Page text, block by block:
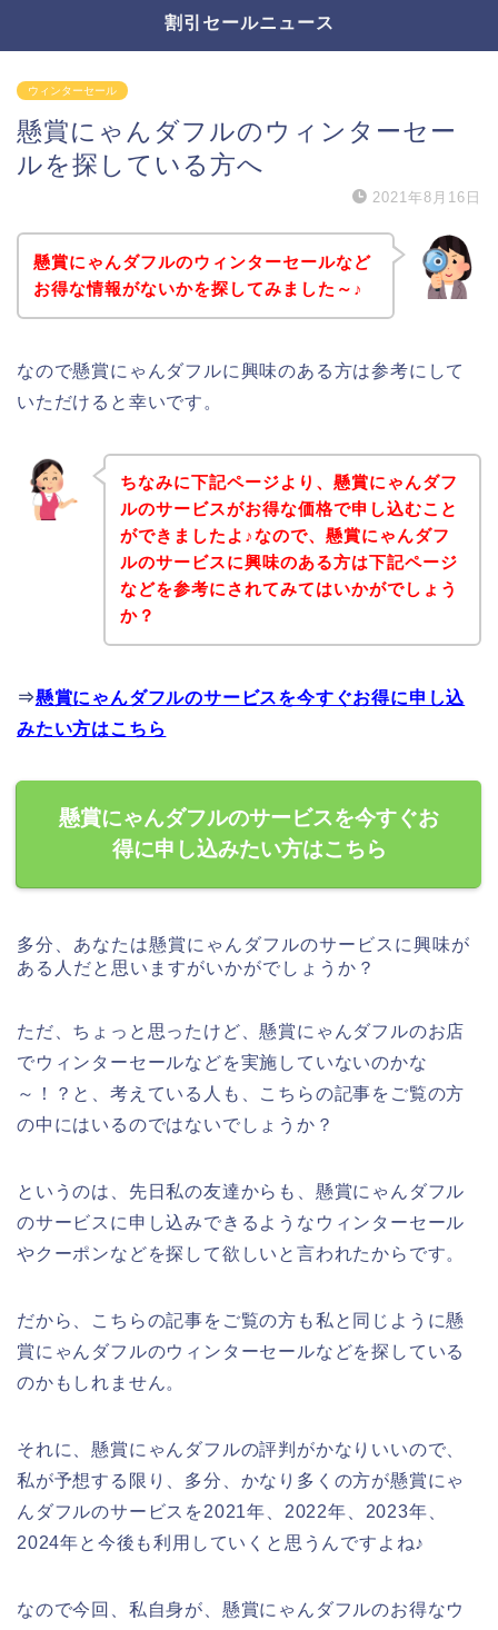
割引セールニュース
ウィンターセール
懸賞にゃんダフルのウィンターセー
ルを探している方へ
2021年8月16日
懸賞にゃんダフルのウィンターセールなど
お得な情報がないかを探してみました～♪
なので懸賞にゃんダフルに興味のある方は参考にして
いただけると幸いです。
ちなみに下記ページより、懸賞にゃんダフ
ルのサービスがお得な価格で申し込むこと
ができましたよ♪なので、懸賞にゃんダフ
ルのサービスに興味のある方は下記ページ
などを参考にされてみてはいかがでしょう
か？
⇒懸賞にゃんダフルのサービスを今すぐお得に申し込
みたい方はこちら
懸賞にゃんダフルのサービスを今すぐお
得に申し込みたい方はこちら
多分、あなたは懸賞にゃんダフルのサービスに興味が
ある人だと思いますがいかがでしょうか？
ただ、ちょっと思ったけど、懸賞にゃんダフルのお店
でウィンターセールなどを実施していないのかな
～！？と、考えている人も、こちらの記事をご覧の方
の中にはいるのではないでしょうか？
というのは、先日私の友達からも、懸賞にゃんダフル
のサービスに申し込みできるようなウィンターセール
やクーポンなどを探して欲しいと言われたからです。
だから、こちらの記事をご覧の方も私と同じように懸
賞にゃんダフルのウィンターセールなどを探している
のかもしれません。
それに、懸賞にゃんダフルの評判がかなりいいので、
私が予想する限り、多分、かなり多くの方が懸賞にゃ
んダフルのサービスを2021年、2022年、2023年、
2024年と今後も利用していくと思うんですよね♪
なので今回、私自身が、懸賞にゃんダフルのお得なウ